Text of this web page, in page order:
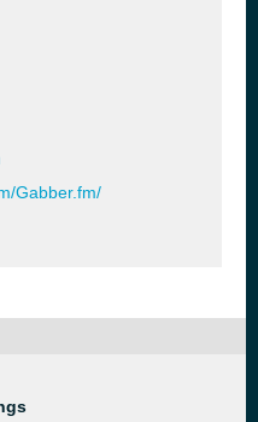
Gabber.fm/